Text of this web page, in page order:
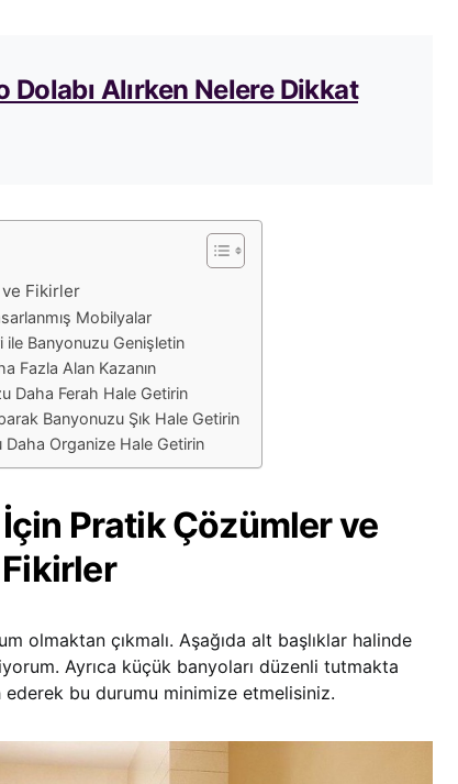
Dolabı Alırken Nelere Dikkat
Fikirler
Mobilyalar
ile Banyonuzu Genişletin
Fazla Alan Kazanın
Daha Ferah Hale Getirin
Banyonuzu Şık Hale Getirin
Daha Organize Hale Getirin
Pratik Çözümler ve
Fikirler
olmaktan çıkmalı. Aşağıda alt başlıklar halinde
Ayrıca küçük banyoları düzenli tutmakta
bu durumu minimize etmelisiniz.